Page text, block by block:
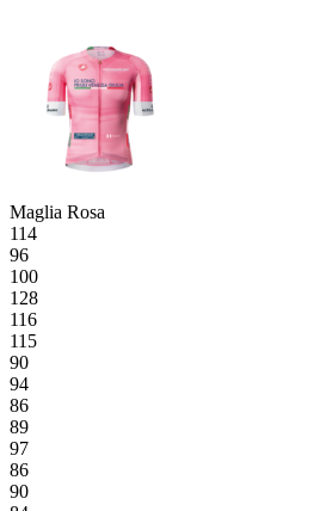
Maglia Rosa
114
96
100
128
116
115
90
94
86
89
97
86
90